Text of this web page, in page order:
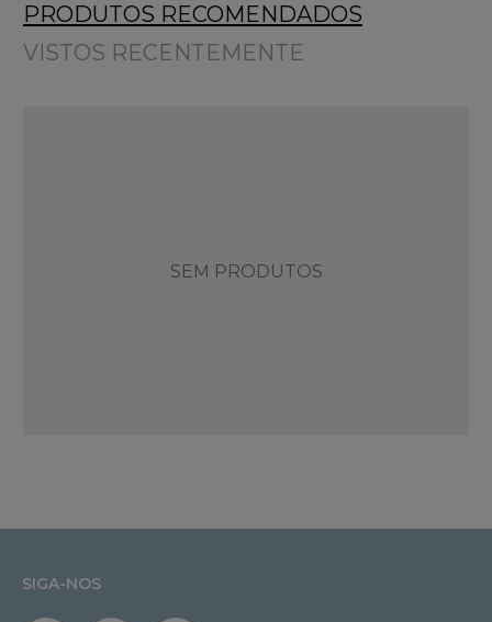
PRODUTOS RECOMENDADOS
VISTOS RECENTEMENTE
SEM PRODUTOS
SIGA-NOS